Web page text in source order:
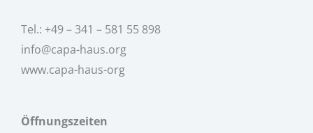
Tel.: +49 – 341 – 581 55 898
info@capa-haus.org
www.capa-haus-org
Öffnungszeiten